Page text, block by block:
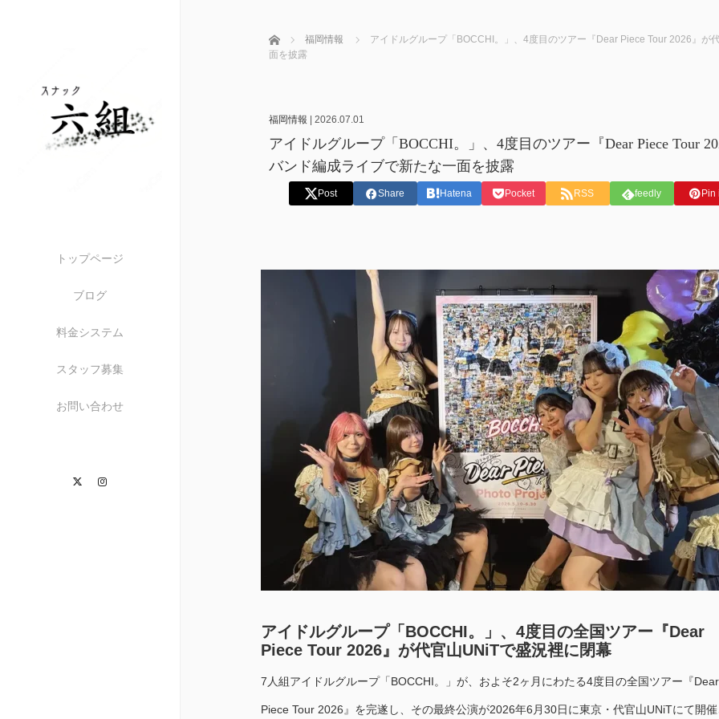
トップページ
ブログ
料金システム
スタッフ募集
お問い合わせ
Twitter
ホーム 福岡情報
アイドルグループ「BOCCHI。」、4度目のツアー『Dear Piece Tour 2026』が
面を披露
福岡情報 2026.07.01
アイドルグループ「BOCCHI。」、4度目のツアー『Dear Piece Tour
バンド編成ライブで新たな一面を披露
Post Share Hatena Pocket RSS feedly Pin
アイドルグループ「BOCCHI。」、4度目の全国ツアー『Dear
Piece Tour 2026』が代官山UNiTで盛況裡に閉幕
7人組アイドルグループ「BOCCHI。」が、およそ2ヶ月にわたる4度目の全国ツアー『Dear
Piece Tour 2026』を完遂し、その最終公演が2026年6月30日に東京・代官山UNiTにて開